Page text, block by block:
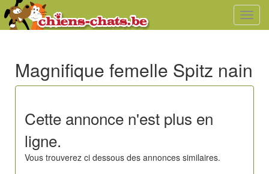
Magnifique femelle Spitz nain
Cette annonce n'est plus en
ligne.
Vous trouverez ci dessous des annonces similaires.